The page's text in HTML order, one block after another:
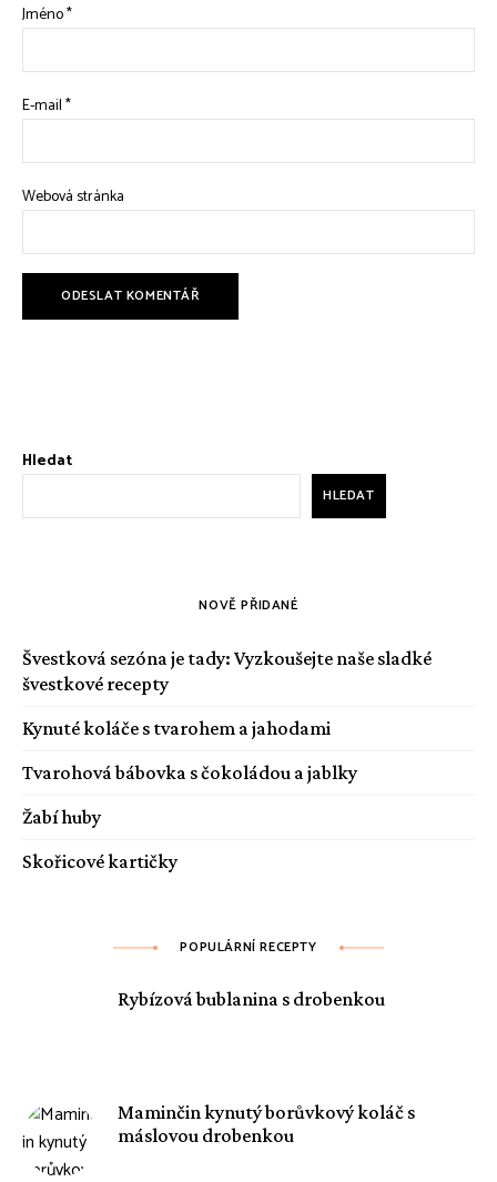
Jméno*
E-mail*
Webová stránka
Hledat
HLEDAT
NOVĚ PŘIDANÉ
Švestková sezóna je tady: Vyzkoušejte naše sladké
švestkové recepty
Kynuté koláče s tvarohem a jahodami
Tvarohová bábovka s čokoládou a jablky
Žabí huby
Skořicové kartičky
POPULÁRNÍ RECEPTY
Rybízová bublanina s drobenkou
Maminčin kynutý borůvkový koláč s
máslovou drobenkou